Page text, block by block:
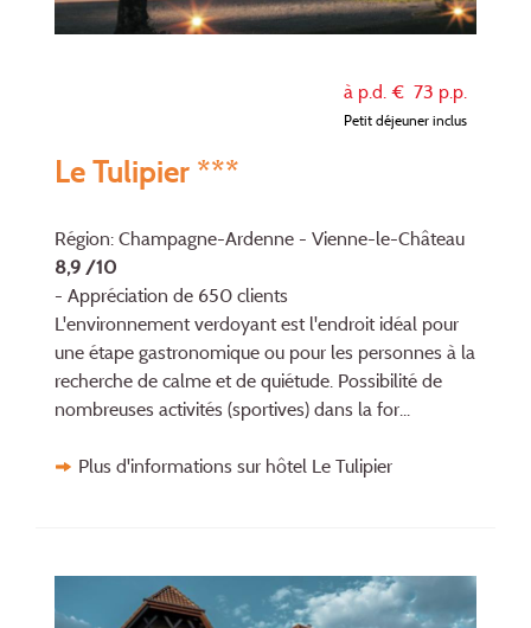
à p.d. € 73 p.p.
Petit déjeuner inclus
Le Tulipier ***
Région: Champagne-Ardenne - Vienne-le-Château
8,9 /10
- Appréciation de 650 clients
L'environnement verdoyant est l'endroit idéal pour
une étape gastronomique ou pour les per­son­nes à la
recherche de calme et de quié­tude. Possibilité de
nombreuses activi­tés (sportives) dans la for...
Plus d'informations sur hôtel Le Tulipier